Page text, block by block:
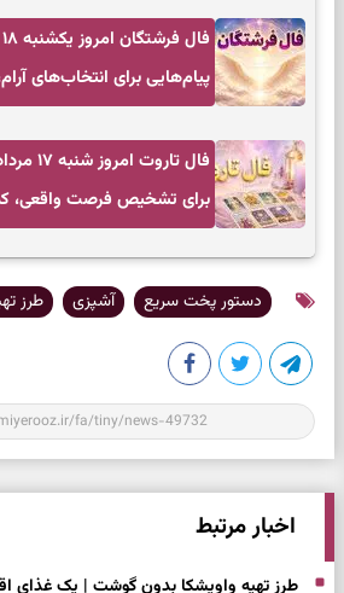
پیام‌هایی برای انتخاب‌های
برای تشخیص فرصت واقعی،
دستور پخت سریع آشپزی طرز
اخبار مرتبط
طرز تهیه واویشکا بدون گوشت | یک غذای